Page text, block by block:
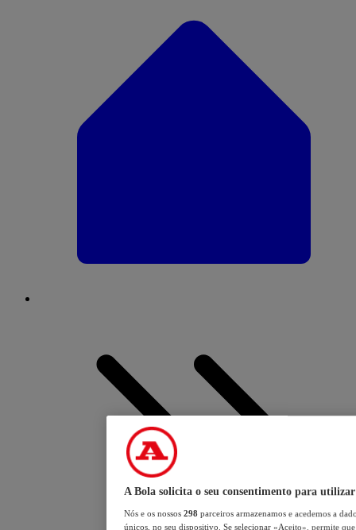
A Bola solicita o seu consentimento para utilizar
Nós e os nossos 298 parceiros armazenamos e acedemos a
únicos, no seu dispositivo. Se selecionar «Aceito», permite